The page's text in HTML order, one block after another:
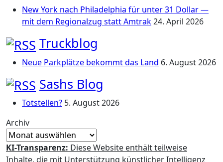
New York nach Philadelphia für unter 31 Dollar —
mit dem Regionalzug statt Amtrak24. April 2026
Truckblog
Neue Parkplätze bekommt das Land 6. August 2026
Sashs Blog
Totstellen? 5. August 2026
Archiv
KI-Transparenz: Diese Website enthält teilweise
Inhalte, die mit Unterstützung künstlicher Intelligenz